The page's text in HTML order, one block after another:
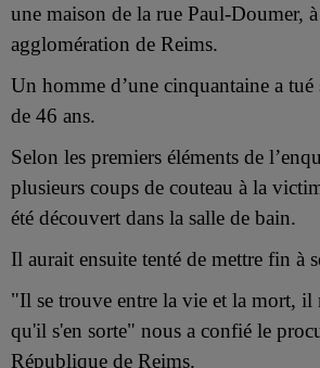
une maison de la rue Paul-Doumer,
agglomération de Reims.
Un homme d’une cinquantaine a tué
de 46 ans.
Selon les premiers éléments de
plusieurs coups de couteau à la
été découvert dans la salle de bain.
Il aurait ensuite tenté de mettre fin à
"Il se trouve entre la vie et la mort, il
qu'il s'en sorte" nous a confié le
République de Reims.